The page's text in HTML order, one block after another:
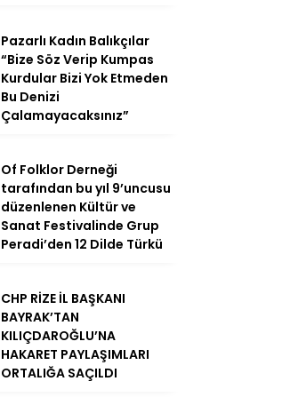
Pazarlı Kadın Balıkçılar
“Bize Söz Verip Kumpas
Kurdular Bizi Yok Etmeden
Bu Denizi
Çalamayacaksınız”
Of Folklor Derneği
tarafından bu yıl 9’uncusu
düzenlenen Kültür ve
Sanat Festivalinde Grup
Peradi’den 12 Dilde Türkü
CHP RİZE İL BAŞKANI
BAYRAK’TAN
KILIÇDAROĞLU’NA
HAKARET PAYLAŞIMLARI
ORTALIĞA SAÇILDI